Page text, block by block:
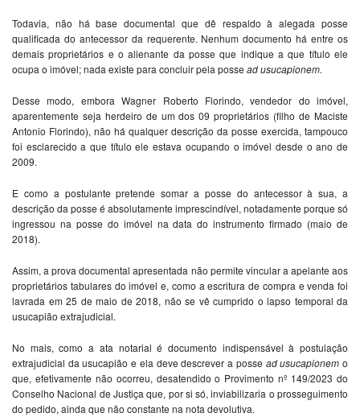
Todavia, não há base documental que dê respaldo à alegada posse
qualificada do antecessor da requerente. Nenhum documento há entre os
demais proprietários e o alienante da posse que indique a que título ele
ocupa o imóvel; nada existe para concluir pela posse ad usucapionem.
Desse modo, embora Wagner Roberto Florindo, vendedor do imóvel,
aparentemente seja herdeiro de um dos 09 proprietários (filho de Maciste
Antonio Florindo), não há qualquer descrição da posse exercida, tampouco
foi esclarecido a que título ele estava ocupando o imóvel desde o ano de
2009.
E como a postulante pretende somar a posse do antecessor à sua, a
descrição da posse é absolutamente imprescindível, notadamente porque só
ingressou na posse do imóvel na data do instrumento firmado (maio de
2018).
Assim, a prova documental apresentada não permite vincular a apelante aos
proprietários tabulares do imóvel e, como a escritura de compra e venda foi
lavrada em 25 de maio de 2018, não se vê cumprido o lapso temporal da
usucapião extrajudicial.
No mais, como a ata notarial é documento indispensável à postulação
extrajudicial da usucapião e ela deve descrever a posse ad usucapionemo
que, efetivamente não ocorreu, desatendido o Provimento nº 149/2023 do
Conselho Nacional de Justiça que, por si só, inviabilizaria o prosseguimento
do pedido, ainda que não constante na nota devolutiva.